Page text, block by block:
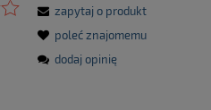
zapytaj o produkt
poleć znajomemu
dodaj opinię